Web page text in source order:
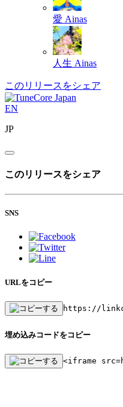
愛 Ainas
人生 Ainas
このリリースをシェア
EN
JP
このリリースをシェア
SNS
URLをコピー
https://
埋め込みコードをコピー
<iframe